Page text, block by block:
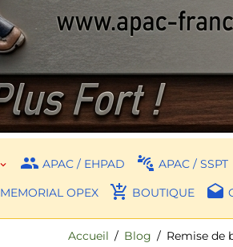
APAC / EHPAD APAC / SSPT
MEMORIAL OPEX
BOUTIQUE
Accueil Blog Remise de